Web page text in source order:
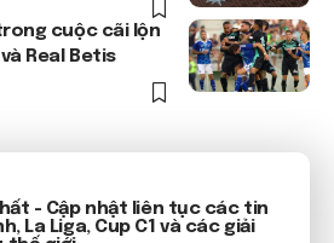
cuộc cãi lộn
Real Betis
- Cập nhật liên tục các tin
, La Liga, Cup C1 và các giải